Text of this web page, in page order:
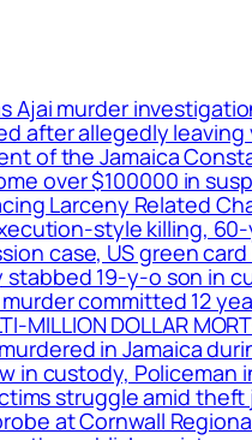
Ajai murder
after allegedly
of the Jamaica
over $100000 in
Larceny Related
style killing,
case, US green
19-y-o son in
committed 12
MILLION DOLLAR
in Jamaica
in custody,
struggle amid theft
at Cornwall